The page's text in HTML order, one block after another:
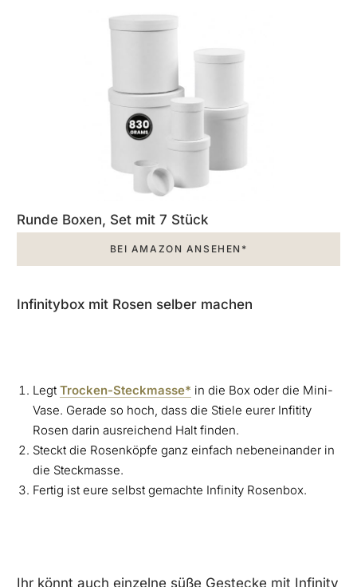
Runde Boxen, Set mit 7 Stück
BEI AMAZON ANSEHEN*
Infinitybox mit Rosen selber machen
Legt Trocken-Steckmasse* in die Box oder die Mini-
Vase. Gerade so hoch, dass die Stiele eurer Infitity
Rosen darin ausreichend Halt finden.
Steckt die Rosenköpfe ganz einfach nebeneinander in
die Steckmasse.
Fertig ist eure selbst gemachte Infinity Rosenbox.
Ihr könnt auch einzelne süße Gestecke mit Infinity